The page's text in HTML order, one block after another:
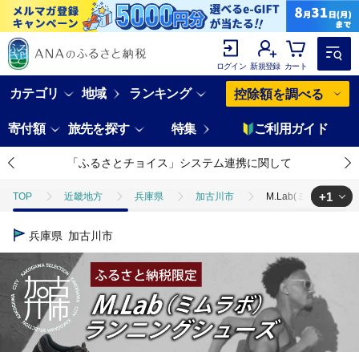
ログイン 新規登録 カート
カテゴリ 地域 ランキング 控除額を調べる
寄付額 旅先を探す 特集 ご利用ガイド
「ふるさとチョイス」システム連携に関して
TOP 近畿地方 兵庫県 加古川市 M.Lab(ミムラボ)ふ
TOP
+1
兵庫県 加古川市